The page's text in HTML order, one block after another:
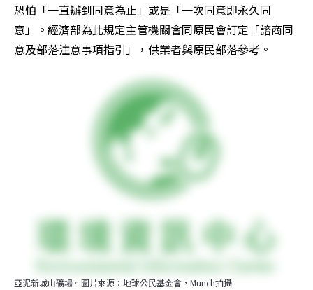
恐怕「一直辦到同意為止」或是「一次同意即永久同
意」。經濟部為此規定主管機關會同原民會訂定「諮商同
意及部落注意事項指引」，供業者與原民部落參考。
亞泥新城山礦場。圖片來源：地球公民基金會，Munch拍攝